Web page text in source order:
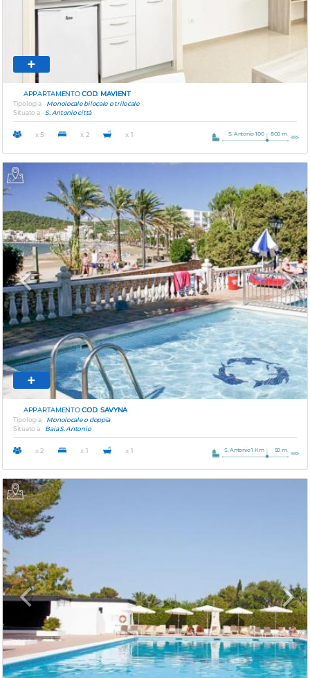
APPARTAMENTOCOD. MAVIENT
Tipologia
Monolocale bilocale o trilocale
Situato a
S. Antonio città
x 5 x 2 x 1 S. Antonio 100 800 m.
Previous Next
APPARTAMENTOCOD. SAVYNA
Tipologia
Monolocale o doppia
Situato a
Baia S. Antonio
x 2 x 1 x 1 S. Antonio 1 Km 50 m.
Previous Next